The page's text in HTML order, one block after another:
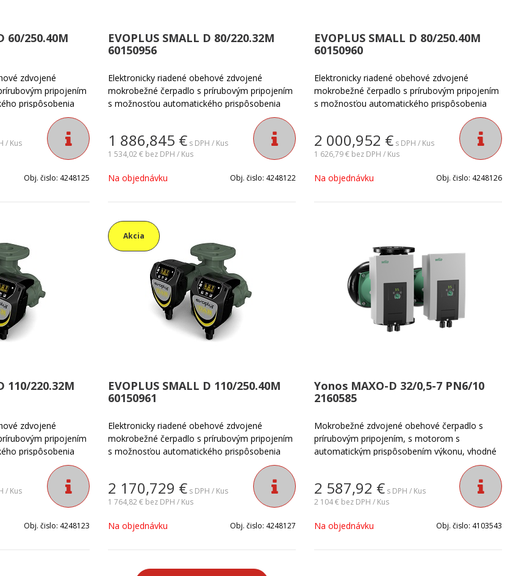
60/250.40M
zdvojené
pripojením
prispôsobenia
požiadavkám
systémov v
/ Kus
Obj. čislo: 4248125
EVOPLUS SMALL D 80/220.32M
60150956
Elektronicky riadené obehové zdvojené
mokrobežné čerpadlo s prírubovým pripojením
s možnosťou automatického prispôsobenia
výkonu čerpadla skutočným požiadavkám
vykurovacích a klimatizačných systémov v
menších objektoch.
1 886,845 € s DPH / Kus
1 534,02 € bez DPH / Kus
Na objednávku Obj. čislo: 4248122
EVOPLUS SMALL D 80/250.40M
60150960
Elektronicky riadené obehové zdvojené
mokrobežné čerpadlo s prírubovým pripojením
s možnosťou automatického prispôsobenia
výkonu čerpadla skutočným požiadavkám
vykurovacích a klimatizačných systémov v
menších objektoch.
2 000,952 € s DPH / Kus
1 626,79 € bez DPH / Kus
Na objednávku Obj. čislo: 4248126
110/220.32M
zdvojené
pripojením
prispôsobenia
požiadavkám
systémov v
/ Kus
Obj. čislo: 4248123
Akcia
EVOPLUS SMALL D 110/250.40M
60150961
Elektronicky riadené obehové zdvojené
mokrobežné čerpadlo s prírubovým pripojením
s možnosťou automatického prispôsobenia
výkonu čerpadla skutočným požiadavkám
vykurovacích a klimatizačných systémov v
menších objektoch.
2 170,729 € s DPH / Kus
1 764,82 € bez DPH / Kus
Na objednávku Obj. čislo: 4248127
Yonos MAXO-D 32/0,5-7 PN6/10
2160585
Mokrobežné zdvojené obehové čerpadlo s
prírubovým pripojením, s motorom s
automatickým prispôsobením výkonu, vhodné
systémov, klimatizačné zariadenia, uzavreté
chladiace okruhy a priemyselné cirkulačné
zariadenia.
2 587,92 € s DPH / Kus
2 104 € bez DPH / Kus
Na objednávku Obj. čislo: 4103543